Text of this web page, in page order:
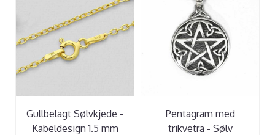
Gullbelagt Sølvkjede -
Kabeldesign 1.5 mm
Pentagram med
trikvetra - Sølv